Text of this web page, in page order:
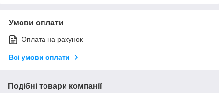
Умови оплати
Оплата на рахунок
Всі умови оплати
Подібні товари компанії